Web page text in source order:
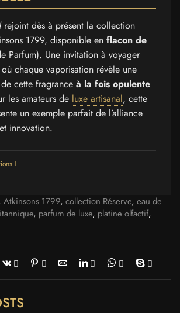
rejoint dès à présent la collection
1799, disponible en flacon de
Parfum). Une invitation à voyager
chaque vaporisation révèle une
cette fragrance à la fois opulente
les amateurs de luxe artisanal, cette
un exemple parfait de l’alliance
innovation.
Atkinsons 1799, collection Réserve, eau de
, parfum de luxe, platine olfactif,